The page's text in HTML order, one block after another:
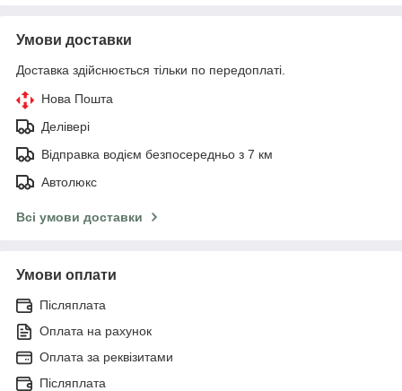
Умови доставки
Доставка здійснюється тільки по передоплаті.
Нова Пошта
Делівері
Відправка водієм безпосередньо з 7 км
Автолюкс
Всі умови доставки
Умови оплати
Післяплата
Оплата на рахунок
Оплата за реквізитами
Післяплата